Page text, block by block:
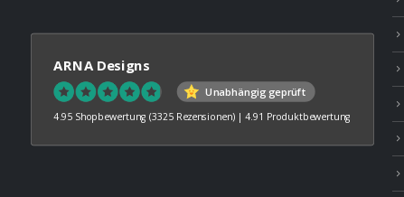
ARNA Designs
Unabhängig geprüft
4.95 Shopbewertung (3325 Rezensionen) | 4.91 Produktbewertung